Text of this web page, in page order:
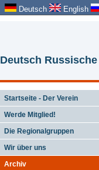
Deutsch English
Deutsch
Startseite - Der Verein
Werde Mitglied!
Die Regionalgruppen
Wir über uns
Archiv